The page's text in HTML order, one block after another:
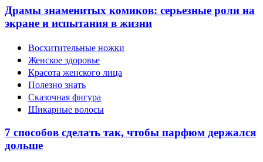
Драмы знаменитых комиков: серьезные роли на
экране и испытания в жизни
Восхитительные ножки
Женское здоровье
Красота женского лица
Полезно знать
Сказочная фигура
Шикарные волосы
7 способов сделать так, чтобы парфюм держался
дольше